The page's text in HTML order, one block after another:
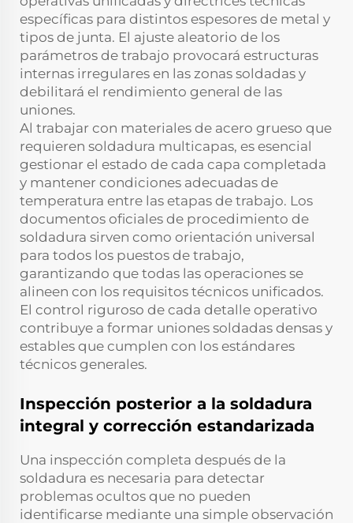
específicas para distintos espesores de metal y
tipos de junta. El ajuste aleatorio de los
parámetros de trabajo provocará estructuras
internas irregulares en las zonas soldadas y
debilitará el rendimiento general de las
uniones.
Al trabajar con materiales de acero grueso que
requieren soldadura multicapas, es esencial
gestionar el estado de cada capa completada
y mantener condiciones adecuadas de
temperatura entre las etapas de trabajo. Los
documentos oficiales de procedimiento de
soldadura sirven como orientación universal
para todos los puestos de trabajo,
garantizando que todas las operaciones se
alineen con los requisitos técnicos unificados.
El control riguroso de cada detalle operativo
contribuye a formar uniones soldadas densas y
estables que cumplen con los estándares
técnicos generales.
Inspección posterior a la soldadura
integral y corrección estandarizada
Una inspección completa después de la
soldadura es necesaria para detectar
problemas ocultos que no pueden
identificarse mediante una simple observación